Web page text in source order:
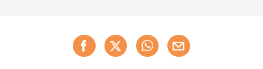
Consiglia ora